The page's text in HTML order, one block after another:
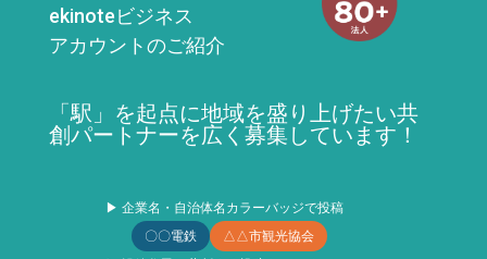
ekinoteビジネス
アカウントのご紹介
「駅」を起点に地域を盛り上げたい共
創パートナーを広く募集しています！
▶ 企業名・自治体名カラーバッジで投稿
〇〇電鉄
△△市観光協会